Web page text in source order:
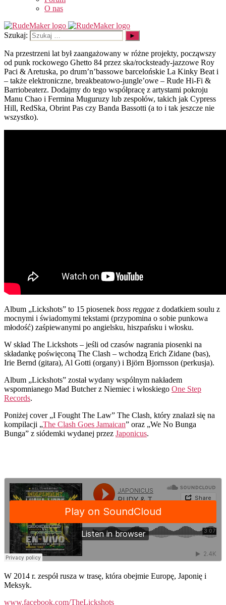
O nas
Szukaj:
Na przestrzeni lat był zaangażowany w różne projekty, począwszy
od punk rockowego Ghetto 84 przez ska/rocksteady-jazzowe Roy
Paci & Aretuska, po drum’n’bassowe barcelońskie La Kinky Beat i
– także elektroniczne, breakbeatowo-jungle’owe – Rude Hi-Fi &
Barriobeaterz. Dodajmy do tego współpracę z artystami pokroju
Manu Chao i Fermina Muguruzy lub zespołów, takich jak Cypress
Hill, RedSka, Obrint Pas czy Banda Bassotti (a to i tak jeszcze nie
wszystko).
Album „Lickshots” to 15 piosenek boss reggae z dodatkiem soulu z
mocnymi i świadomymi tekstami (przypomina o sobie punkowa
młodość) zaśpiewanymi po angielsku, hiszpańsku i włosku.
W skład The Lickshots – jeśli od czasów nagrania piosenki na
składankę poświęconą The Clash – wchodzą Erich Zidane (bas),
Irie Bernd (gitara), Al Gotti (organy) i Björn Bjornsson (perkusja).
Album „Lickshots” został wydany wspólnym nakładem
wspomnianego Mad Butcher z Niemiec i włoskiego One Step
Records.
Poniżej cover „I Fought The Law” The Clash, który znalazł się na
kompilacji „The Clash Goes Jamaican” oraz „We No Bunga
Bunga” z siódemki wydanej przez Japonicus.
W 2014 r. zespół rusza w trasę, która obejmie Europę, Japonię i
Meksyk.
www.facebook.com/TheLickshots